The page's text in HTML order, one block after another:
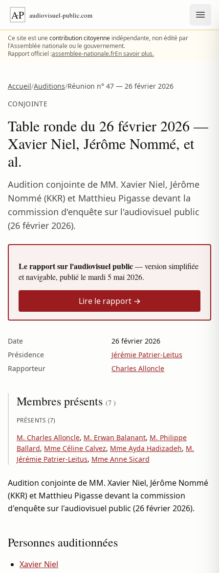
Aller au contenu
Ce site est unecontribution citoyenne indépendante, non édité par
l'Assemblée nationale ou le gouvernement.
Rapport officiel :assemblee-nationale.frEn savoir plus.
Accueil/Auditions/Réunion n° 47 — 26 février 2026
CONJOINTE
Table ronde du 26 février 2026 —
Xavier Niel, Jérôme Nommé, et
al.
Audition conjointe de MM. Xavier Niel, Jérôme
Nommé (KKR) et Matthieu Pigasse devant la
commission d'enquête sur l'audiovisuel public
(26 février 2026).
Le rapport sur l'audiovisuel public— version simplifiée
et navigable, publié lemardi 5 mai 2026.
Lire le rapport →
Date
26 février 2026
Présidence
Jérémie Patrier-Leitus
Rapporteur
Charles Alloncle
Membres présents (7 )
PRÉSENTS (7)
M. Charles Alloncle, M. Erwan Balanant, M. Philippe
Ballard, Mme Céline Calvez, Mme Ayda Hadizadeh, M.
Jérémie Patrier-Leitus, Mme Anne Sicard
Audition conjointe de MM. Xavier Niel, Jérôme Nommé
(KKR) et Matthieu Pigasse devant la commission
d'enquête sur l'audiovisuel public (26 février 2026).
Personnes auditionnées
Xavier Niel